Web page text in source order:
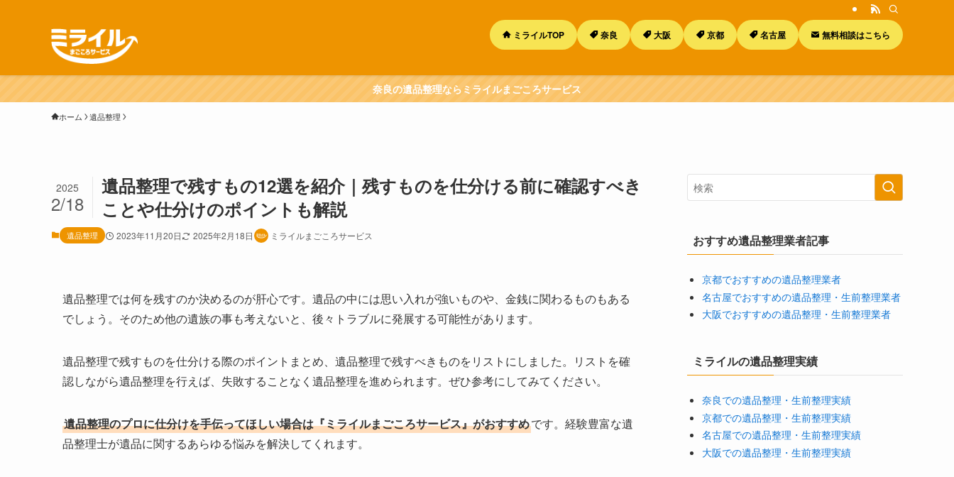
ミライルTOP 奈良 大阪 京都 名古屋 無料相談はこちら
奈良の遺品整理ならミライルまごころサービス
ホーム 遺品整理
遺品整理で残すもの12選を紹介｜残すものを仕分ける前に確認すべき
ことや仕分けのポイントも解説
2025
2/18
遺品整理 2023年11月20日 2025年2月18日 ミライルまごころサービス
遺品整理では何を残すのか決めるのが肝心です。遺品の中には思い入れが強いものや、金銭に関わるものもある
でしょう。そのため他の遺族の事も考えないと、後々トラブルに発展する可能性があります。
遺品整理で残すものを仕分ける際のポイントまとめ、遺品整理で残すべきものをリストにしました。リストを確
認しながら遺品整理を行えば、失敗することなく遺品整理を進められます。ぜひ参考にしてみてください。
遺品整理のプロに仕分けを手伝ってほしい場合は『ミライルまごころサービス』がおすすめです。経験豊富な遺
品整理士が遺品に関するあらゆる悩みを解決してくれます。
おすすめ遺品整理業者記事
京都でおすすめの遺品整理業者
名古屋でおすすめの遺品整理・生前整理業者
大阪でおすすめの遺品整理・生前整理業者
ミライルの遺品整理実績
奈良での遺品整理・生前整理実績
京都での遺品整理・生前整理実績
名古屋での遺品整理・生前整理実績
大阪での遺品整理・生前整理実績